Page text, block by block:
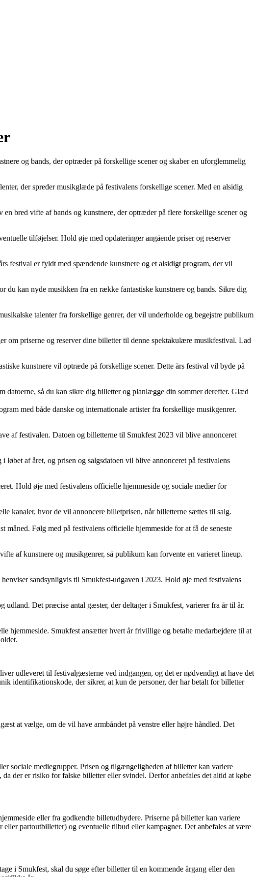
og bands, der optræder på forskellige scener og skaber en uforglemmelig
der spreder musikglæde på festivalens forskellige scener. Med en alsidig
bred vifte af bands og kunstnere, der optræder på flere forskellige scener og
tilføjelser. Hold øje med opdateringer angående priser og reserver
festival er fyldt med spændende kunstnere og et alsidigt program, der vil
kan nyde musikken fra en række fantastiske kunstnere og bands. Sikre dig
talenter fra forskellige genrer, der vil underholde og begejstre publikum
om priserne og reserver dine billetter til denne spektakulære musikfestival. Lad
kunstnere vil optræde på forskellige scener. Dette års festival vil byde på
så du kan sikre dig billetter og planlægge din sommer derefter. Glæd
med både danske og internationale artister fra forskellige musikgenrer.
af festivalen. Datoen og billetterne til Smukfest 2023 vil blive annonceret
af året, og prisen og salgsdatoen vil blive annonceret på festivalens
Hold øje med festivalens officielle hjemmeside og sociale medier for
kanaler, hvor de vil annoncere billetprisen, når billetterne sættes til salg.
Følg med på festivalens officielle hjemmeside for at få de seneste
af kunstnere og musikgenrer, så publikum kan forvente en varieret lineup.
sandsynligvis til Smukfest-udgaven i 2023. Hold øje med festivalens
Det præcise antal gæster, der deltager i Smukfest, varierer fra år til år.
hjemmeside. Smukfest ansætter hvert år frivillige og betalte medarbejdere til at
udleveret til festivalgæsterne ved indgangen, og det er nødvendigt at have det
identifikationskode, der sikrer, at kun de personer, der har betalt for billetter
at vælge, om de vil have armbåndet på venstre eller højre håndled. Det
sociale mediegrupper. Prisen og tilgængeligheden af billetter kan variere
der er risiko for falske billetter eller svindel. Derfor anbefales det altid at købe
eller fra godkendte billetudbydere. Priserne på billetter kan variere
partoutbilletter) og eventuelle tilbud eller kampagner. Det anbefales at være
i Smukfest, skal du søge efter billetter til en kommende årgang eller den